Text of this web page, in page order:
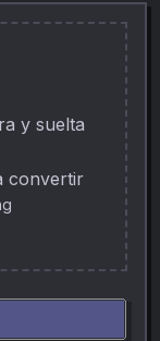
y suelta
convertir